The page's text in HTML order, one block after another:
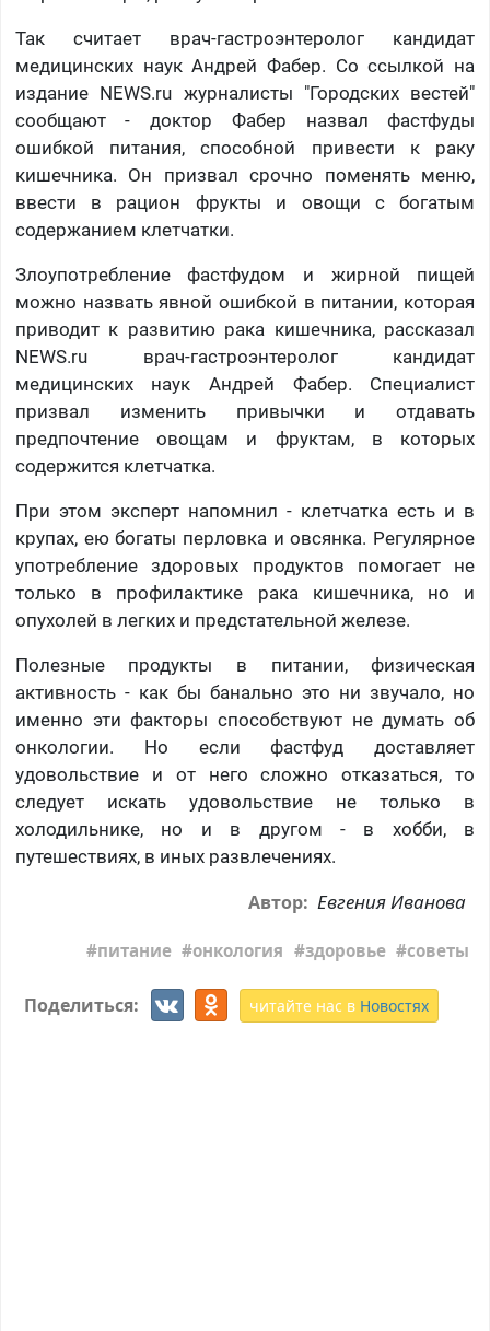
Так считает врач-гастроэнтеролог кандидат
медицинских наук Андрей Фабер. Со ссылкой на
издание NEWS.ru журналисты "Городских вестей"
сообщают - доктор Фабер назвал фастфуды
ошибкой питания, способной привести к раку
кишечника. Он призвал срочно поменять меню,
ввести в рацион фрукты и овощи с богатым
содержанием клетчатки.
Злоупотребление фастфудом и жирной пищей
можно назвать явной ошибкой в питании, которая
приводит к развитию рака кишечника, рассказал
NEWS.ru врач-гастроэнтеролог кандидат
медицинских наук Андрей Фабер. Специалист
призвал изменить привычки и отдавать
предпочтение овощам и фруктам, в которых
содержится клетчатка.
При этом эксперт напомнил - клетчатка есть и в
крупах, ею богаты перловка и овсянка. Регулярное
употребление здоровых продуктов помогает не
только в профилактике рака кишечника, но и
опухолей в легких и предстательной железе.
Полезные продукты в питании, физическая
активность - как бы банально это ни звучало, но
именно эти факторы способствуют не думать об
онкологии. Но если фастфуд доставляет
удовольствие и от него сложно отказаться, то
следует искать удовольствие не только в
холодильнике, но и в другом - в хобби, в
путешествиях, в иных развлечениях.
Автор: Евгения Иванова
питание онкология здоровье советы
Поделиться: читайте нас в Новостях